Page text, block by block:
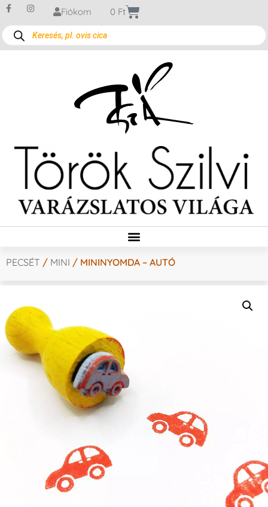
Fiókom 0 Ft
PECSÉT / MINI / MININYOMDA – AUTÓ